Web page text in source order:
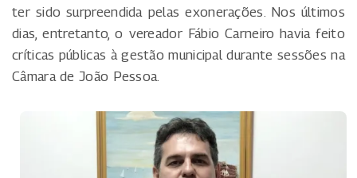
ter sido surpreendida pelas exonerações. Nos últimos
dias, entretanto, o vereador Fábio Carneiro havia feito
críticas públicas à gestão municipal durante sessões na
Câmara de João Pessoa.